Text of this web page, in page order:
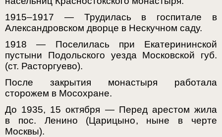
1915–1917 — Трудилась в госпитале в
Александровском дворце в Нескучном саду.
1918 — Поселилась при Екатерининской
пустыни Подольского уезда Московской губ.
(ст. Расторгуево).
После закрытия монастыря работала
сторожем в Мосохране.
До 1935, 15 октября — Перед арестом жила
в пос. Ленино (Царицыно, ныне в черте
Москвы).